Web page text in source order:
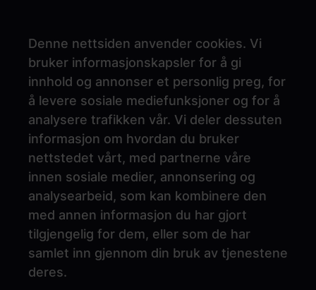
Denne nettsiden anvender cookies. Vi
bruker informasjonskapsler for å gi
innhold og annonser et personlig preg, for
å levere sosiale mediefunksjoner og for å
analysere trafikken vår. Vi deler dessuten
informasjon om hvordan du bruker
nettstedet vårt, med partnerne våre
innen sosiale medier, annonsering og
analysearbeid, som kan kombinere den
med annen informasjon du har gjort
tilgjengelig for dem, eller som de har
samlet inn gjennom din bruk av tjenestene
deres.